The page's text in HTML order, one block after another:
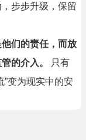
步步升级，保留
们的责任，而放
的介入。
只有
”变为现实中的安